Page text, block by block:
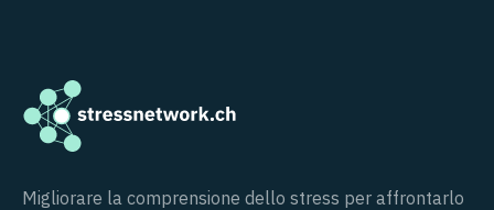
Migliorare la comprensione dello stress per affrontarlo